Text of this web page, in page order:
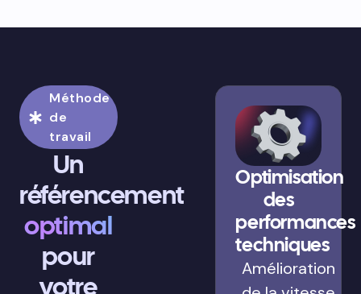
Méthode
de
travail
Un
référencement
optimal
pour
votre
Optimisation
des
performances
techniques
Amélioration